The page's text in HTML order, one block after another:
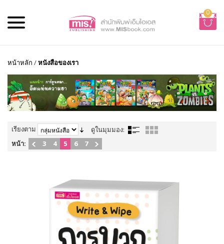
0
หน้าหลัก /หนังสือของเรา
เรียงตาม
ดูในมุมมอง:
หน้า:
3 4 5 6 7